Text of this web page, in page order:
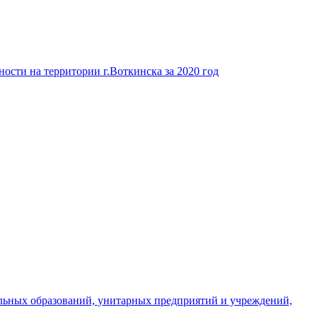
на территории г.Воткинска за 2020 год
образований, унитарных предприятий и учреждений,